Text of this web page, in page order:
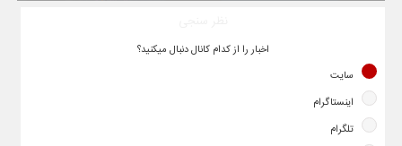
اخبار را از کدام کانال دنبال میکنید؟
سایت
اینستاگرام
تلگرام